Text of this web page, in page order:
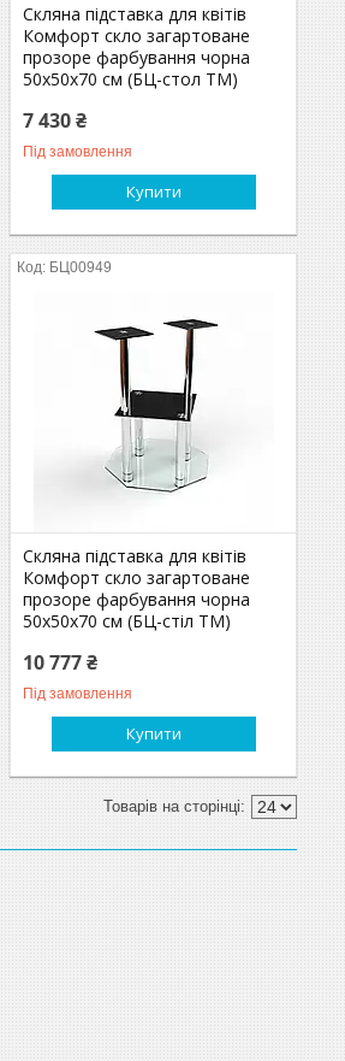
Скляна підставка для квітів
Комфорт скло загартоване
прозоре фарбування чорна
50х50х70 см (БЦ-стол ТМ)
7 430 ₴
Під замовлення
Купити
БЦ00949
Скляна підставка для квітів
Комфорт скло загартоване
прозоре фарбування чорна
50х50х70 см (БЦ-стіл ТМ)
10 777 ₴
Під замовлення
Купити